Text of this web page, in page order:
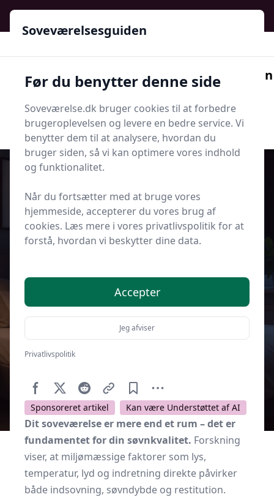
Soveværelsesguiden
Søg nu
Søg nu
Udgivet i Søvn og Sundhed
Skab et soveværelse der fremmer
god søvn
Sponsoreret artikel Kan være Understøttet af AI
Dit soveværelse er mere end et rum – det er
fundamentet for din søvnkvalitet. Forskning
viser, at miljømæssige faktorer som lys,
temperatur, lyd og indretning direkte påvirker
både indsovning, søvndybde og restitution.
Soveværelsesguiden
Før du benytter denne side
Soveværelse.dk bruger cookies til at forbedre
brugeroplevelsen og levere en bedre service. Vi
benytter dem til at analysere, hvordan du
bruger siden, så vi kan optimere vores indhold
og funktionalitet.
Når du fortsætter med at bruge vores
hjemmeside, accepterer du vores brug af
cookies. Læs mere i vores privatlivspolitik for at
forstå, hvordan vi beskytter dine data.
Accepter
Jeg afviser
Privatlivspolitik